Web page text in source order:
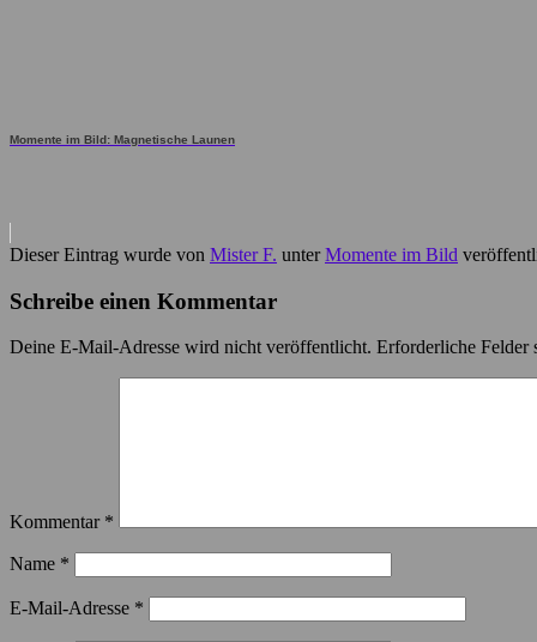
Momente im Bild: Magnetische Launen
Dieser Eintrag wurde von Mister F. unterMomente im Bild
Schreibe einen Kommentar
Deine E-Mail-Adresse wird nicht veröffentlicht. Erforderliche Felder
Kommentar *
Name *
E-Mail-Adresse *